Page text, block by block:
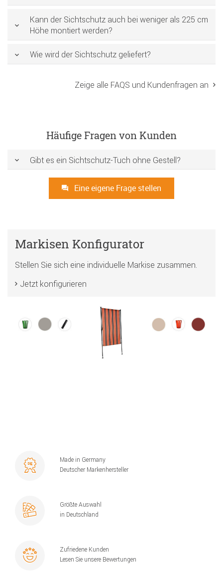
Kann der Sichtschutz auch bei weniger als 225 cm
Höhe montiert werden?
Wie wird der Sichtschutz geliefert?
Zeige alle FAQS und Kundenfragen an
Häufige Fragen von Kunden
Gibt es ein Sichtschutz-Tuch ohne Gestell?
Eine eigene Frage stellen
Markisen Konfigurator
Stellen Sie sich eine individuelle Markise zusammen.
Jetzt konfigurieren
Made in Germany
Deutscher Markenhersteller
Größte Auswahl
in Deutschland
Zufriedene Kunden
Lesen Sie unsere Bewertungen